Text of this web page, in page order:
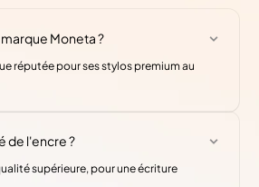
Moneta ?
réputée pour ses stylos premium au
de l'encre ?
supérieure, pour une écriture